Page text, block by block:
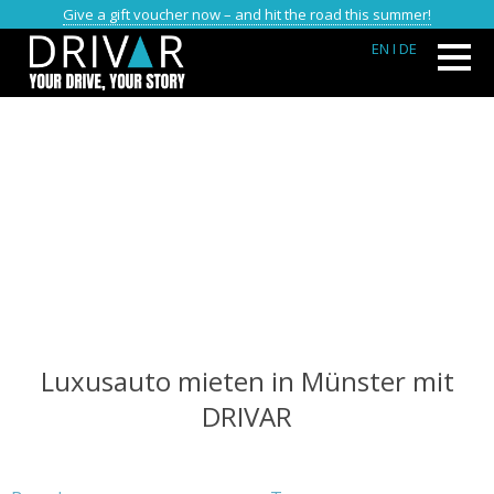
Give a gift voucher now – and hit the road this summer!
EN I DE
Luxusauto mieten in Münster mit
DRIVAR